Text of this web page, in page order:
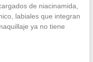
de niacinamida,
labiales que integran
ya no tiene